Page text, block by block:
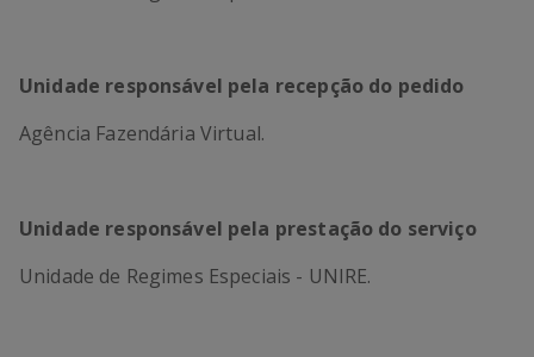
Unidade responsável pela recepção do pedido
Agência Fazendária Virtual.
Unidade responsável pela prestação do serviço
Unidade de Regimes Especiais - UNIRE.